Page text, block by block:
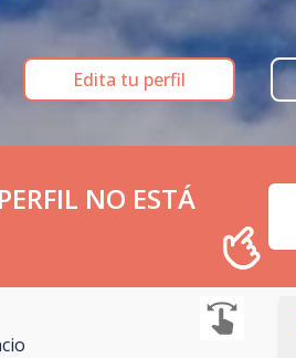
Edita tu perfil
NO ESTÁ